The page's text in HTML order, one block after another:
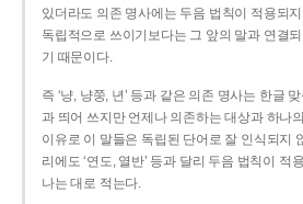
있더라도 의존 명사에는 두음 법칙이 적용되
독립적으로 쓰이기보다는 그 앞의 말과 연결
기 때문이다.
즉 ‘냥, 냥쭝, 년’ 등과 같은 의존 명사는 한글
과 띄어 쓰지만 언제나 의존하는 대상과 하나
이유로 이 말들은 독립된 단어로 잘 인식되지
리에도 ‘연도, 열반’ 등과 달리 두음 법칙이 적
나는 대로 적는다.